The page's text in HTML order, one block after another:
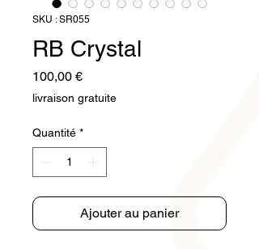
SKU : SR055
RB Crystal
100,00 €Prix
livraison gratuite
Quantité *
Ajouter au panier